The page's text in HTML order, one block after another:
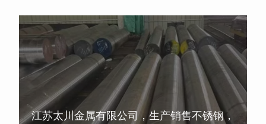
江苏太川金属有限公司，生产销售不锈钢，